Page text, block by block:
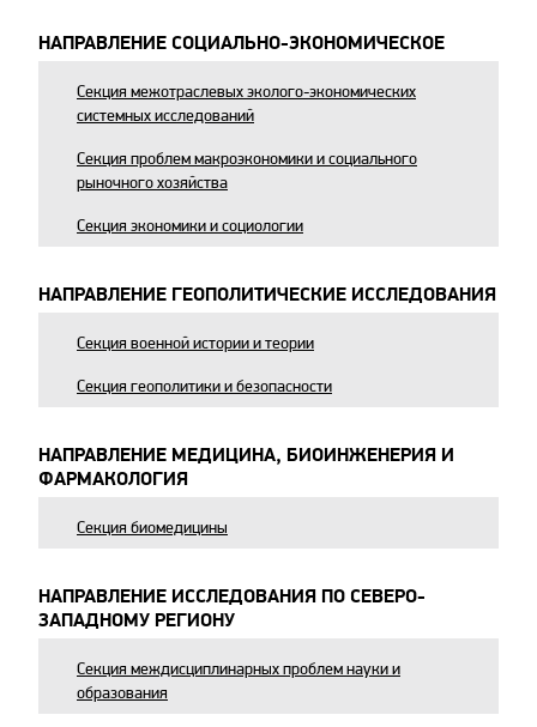
НАПРАВЛЕНИЕ СОЦИАЛЬНО-ЭКОНОМИЧЕСКОЕ
Секция межотраслевых эколого-экономических
системных исследований
Секция проблем макроэкономики и социального
рыночного хозяйства
Секция экономики и социологии
НАПРАВЛЕНИЕ ГЕОПОЛИТИЧЕСКИЕ ИССЛЕДОВАНИЯ
Секция военной истории и теории
Секция геополитики и безопасности
НАПРАВЛЕНИЕ МЕДИЦИНА, БИОИНЖЕНЕРИЯ И
ФАРМАКОЛОГИЯ
Секция биомедицины
НАПРАВЛЕНИЕ ИССЛЕДОВАНИЯ ПО СЕВЕРО-
ЗАПАДНОМУ РЕГИОНУ
Секция междисциплинарных проблем науки и
образования